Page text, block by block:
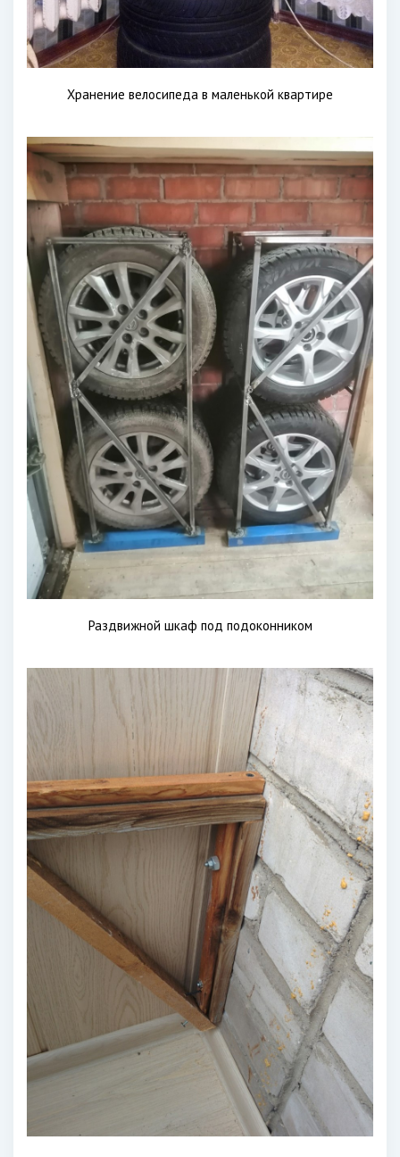
Хранение велосипеда в маленькой квартире
Раздвижной шкаф под подоконником